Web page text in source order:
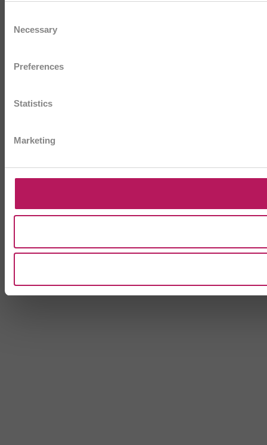
Selection
Necessary
Preferences
Statistics
Marketing